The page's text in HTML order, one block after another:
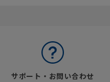
サポート・お問い合わせ